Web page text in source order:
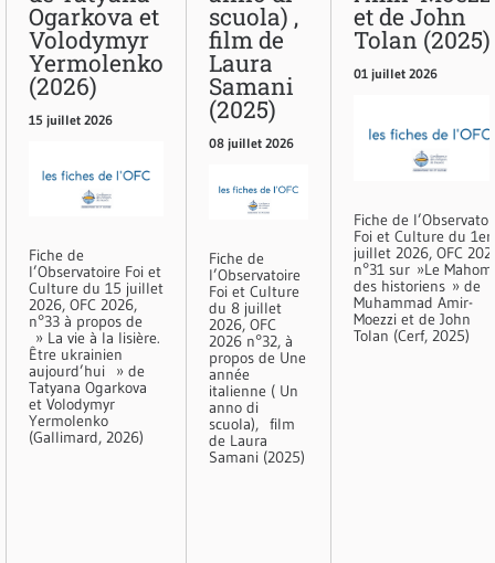
Ogarkova et
Volodymyr
Yermolenko
(2026)
15 juillet 2026
Fiche de
l’Observatoire Foi et
Culture du 15 juillet
2026, OFC 2026,
n°33 à propos de
» La vie à la lisière.
Être ukrainien
aujourd’hui » de
Tatyana Ogarkova
et Volodymyr
Yermolenko
(Gallimard, 2026)
scuola) ,
film de
Laura
Samani
(2025)
08 juillet 2026
Fiche de
l’Observatoire
Foi et Culture
du 8 juillet
2026, OFC
2026 n°32, à
propos de Une
année
italienne ( Un
anno di
scuola), film
de Laura
Samani (2025)
et de John
Tolan (2025)
01 juillet 2026
Fiche de
Foi et Culture du 1er
juillet 2026, OFC
n°31 sur »Le
des historiens » de
Muhammad Amir-
Moezzi et de John
Tolan (Cerf, 2025)